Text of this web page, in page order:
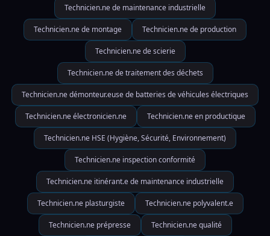
Technicien.ne de maintenance industrielle
Technicien.ne de montage Technicien.ne de production
Technicien.ne de scierie
Technicien.ne de traitement des déchets
Technicien.ne démonteur.euse de batteries de véhicules électriques
Technicien.ne électronicien.ne Technicien.ne en productique
Technicien.ne HSE (Hygiène, Sécurité, Environnement)
Technicien.ne inspection conformité
Technicien.ne itinérant.e de maintenance industrielle
Technicien.ne plasturgiste Technicien.ne polyvalent.e
Technicien.ne prépresse Technicien.ne qualité